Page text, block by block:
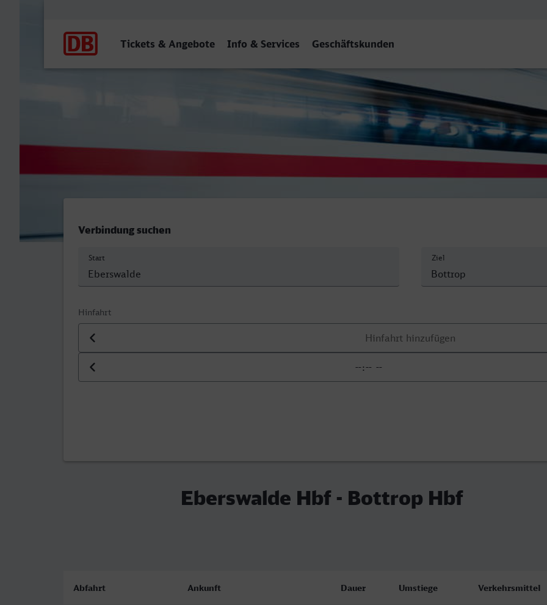
Tickets & Angebote Info & Services Geschäftskunden
Eberswalde Hbf - Bottrop Hbf
Verbindung suchen
Start Ziel
Hinfahrt
Datum der Hinfahrt
Uhrzeit der Hinfahrt
Eberswalde Hbf - Bottrop Hbf
Abfahrt Ankunft Dauer Umstiege Verkehrsmittel